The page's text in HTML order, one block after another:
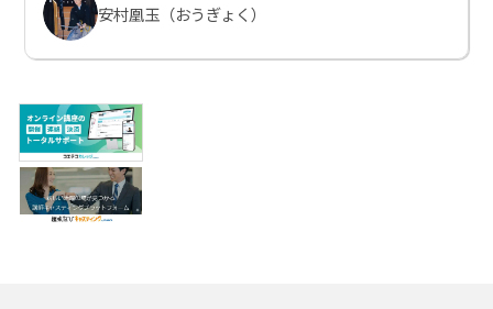
安村凰玉（おうぎょく）